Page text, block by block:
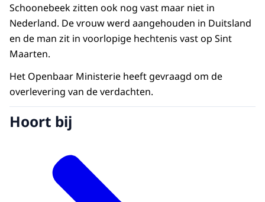
Schoonebeek zitten ook nog vast maar niet in
Nederland. De vrouw werd aangehouden in Duitsland
en de man zit in voorlopige hechtenis vast op Sint
Maarten.
Het Openbaar Ministerie heeft gevraagd om de
overlevering van de verdachten.
Hoort bij